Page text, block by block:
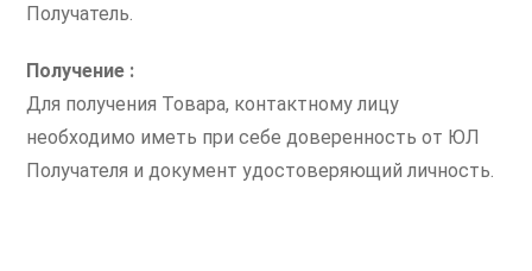
Получатель.
Получение :
Для получения Товара, контактному лицу
необходимо иметь при себе доверенность от ЮЛ
Получателя и документ удостоверяющий личность.